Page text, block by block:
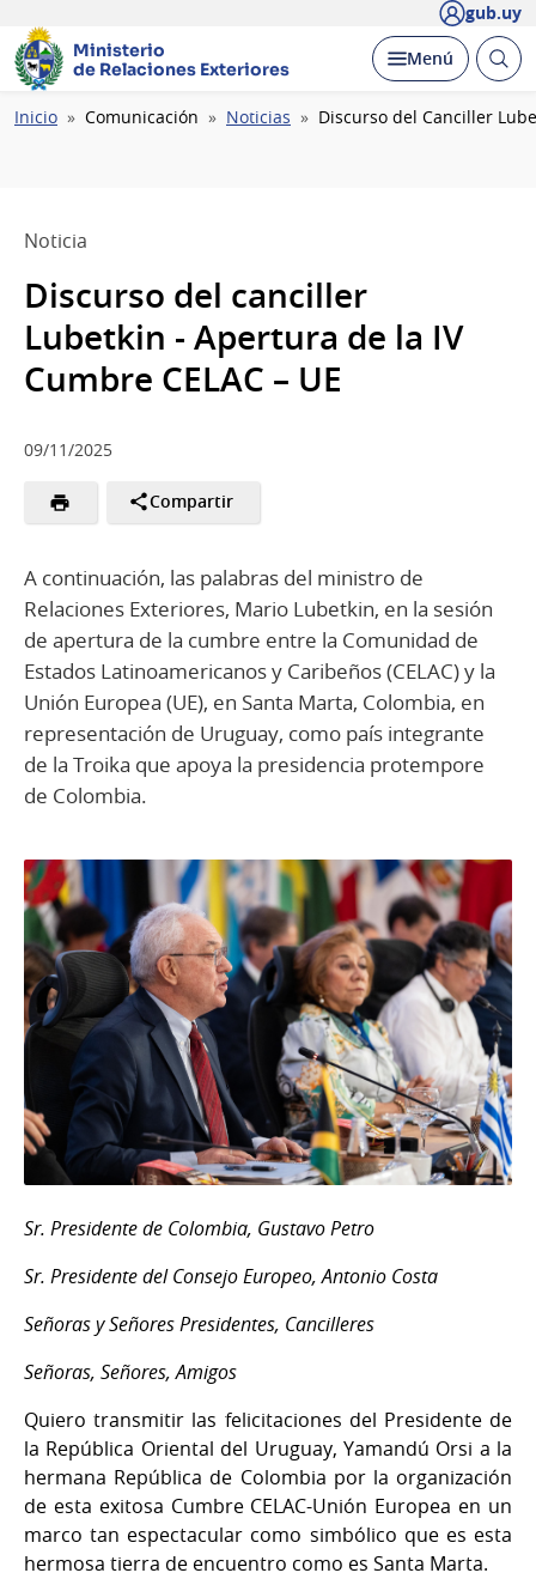
gub.uy
Ministerio
de Relaciones Exteriores
Desplegar
Menú Abrir
Ruta
Inicio Comunicación Noticias Discurso del Canciller
Noticia
Discurso del canciller
Lubetkin - Apertura de la IV
Cumbre CELAC – UE
09/11/2025
Compartir
A continuación, las palabras del ministro de
Relaciones Exteriores, Mario Lubetkin, en la sesión
de apertura de la cumbre entre la Comunidad de
Estados Latinoamericanos y Caribeños (CELAC) y la
Unión Europea (UE), en Santa Marta, Colombia, en
representación de Uruguay, como país integrante
de la Troika que apoya la presidencia protempore
de Colombia.
Sr. Presidente de Colombia, Gustavo Petro
Sr. Presidente del Consejo Europeo, Antonio Costa
Señoras y Señores Presidentes, Cancilleres
Señoras, Señores, Amigos
Quiero transmitir las felicitaciones del Presidente de
la República Oriental del Uruguay, Yamandú Orsi a la
hermana República de Colombia por la organización
de esta exitosa Cumbre CELAC-Unión Europea en un
marco tan espectacular como simbólico que es esta
hermosa tierra de encuentro como es Santa Marta.